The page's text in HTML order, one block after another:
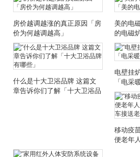
房价越调越涨的真正原因「房
价为何越调越高」
美的电
的电磁
什么是十大卫浴品牌 这篇文
章告诉你们了解「十大卫浴品
电壁挂
「电采
移动疫
便老年